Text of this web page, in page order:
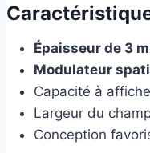
Épaisseur de 3
Modulateur
Capacité à
Largeur du
Conception